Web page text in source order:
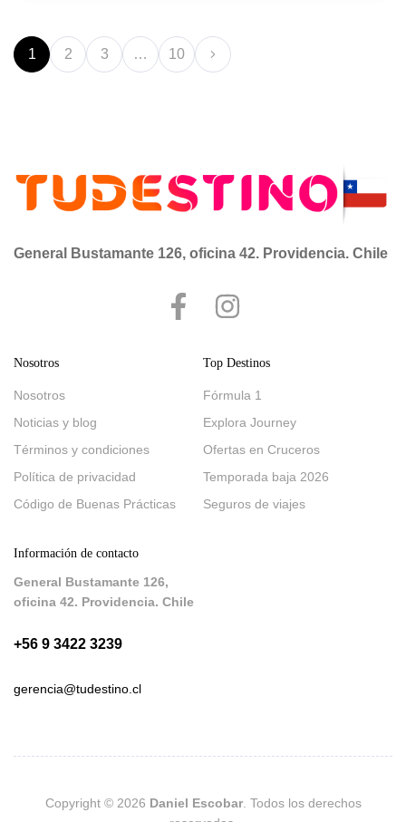
1 2 3 … 10
General Bustamante 126, oficina 42. Providencia. Chile
Nosotros
Nosotros
Noticias y blog
Términos y condiciones
Política de privacidad
Código de Buenas Prácticas
Top Destinos
Fórmula 1
Explora Journey
Ofertas en Cruceros
Temporada baja 2026
Seguros de viajes
Información de contacto
General Bustamante 126,
oficina 42. Providencia. Chile
+56 9 3422 3239
gerencia@tudestino.cl
Copyright © 2026 Daniel Escobar. Todos los derechos